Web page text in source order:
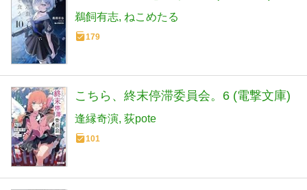
鵜飼有志 ねこめたる
179
こちら、終末停滞委員会。6 (電撃文庫)
逢縁奇演 荻pote
101